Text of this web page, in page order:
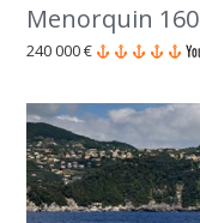
Menorquin 160
240 000 €